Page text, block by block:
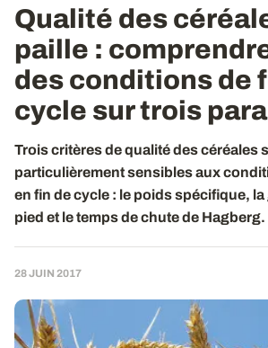
Qualité des
paille :
des conditions de
cycle sur trois
Trois critères de qualité des céréales
particulièrement sensibles aux
en fin de cycle : le poids spécifique,
pied et le temps de chute de Hagberg.
28 JUIN 2017